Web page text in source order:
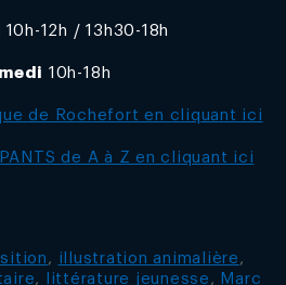
10h-12h / 13h30-18h
10h-18h
de Rochefort en cliquant ici
de A à Z en cliquant ici
, illustration animalière ,
, littérature jeunesse , Marc